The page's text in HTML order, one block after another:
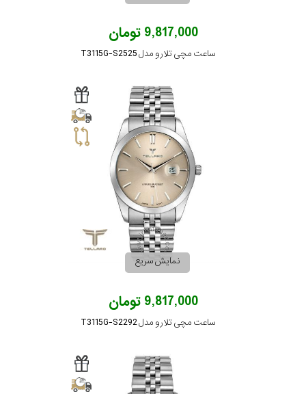
9,817,000 تومان
ساعت مچی تلارو مدل T3115G-S2525
نمایش سریع
9,817,000 تومان
ساعت مچی تلارو مدل T3115G-S2292